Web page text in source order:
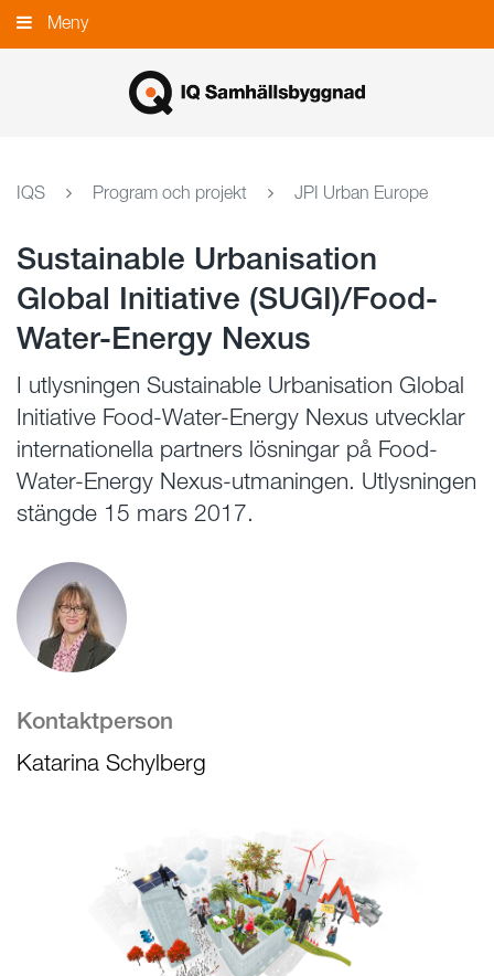
Gå
till
Meny
IQS Program och projekt JPI Urban Europe
Sustainable Urbanisation
Global Initiative (SUGI)/Food-
Water-Energy Nexus
I utlysningen Sustainable Urbanisation Global
Initiative Food-Water-Energy Nexus utvecklar
internationella partners lösningar på Food-
Water-Energy Nexus-utmaningen. Utlysningen
stängde 15 mars 2017.
Kontaktperson
Katarina Schylberg